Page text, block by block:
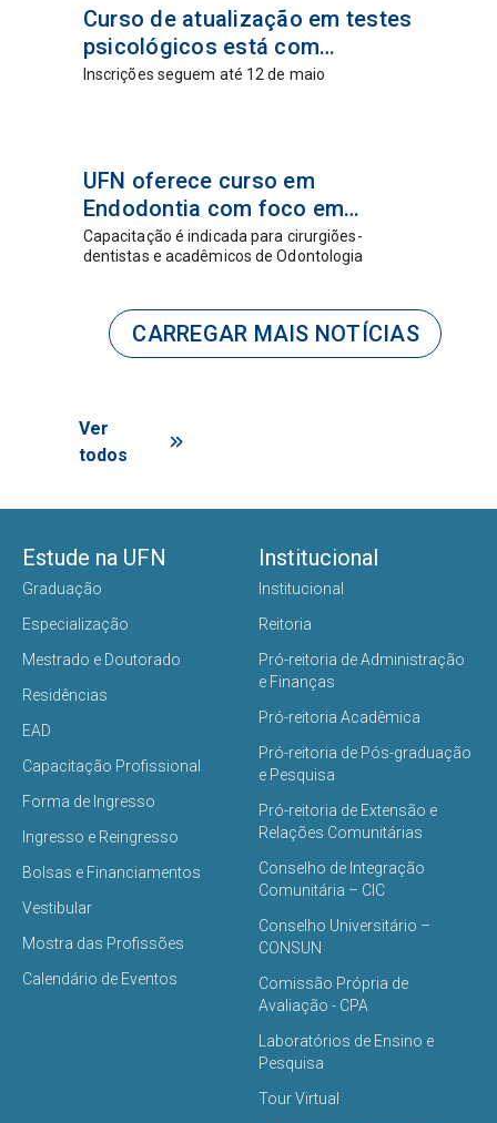
24 abr
2026
Curso de atualização em testes
psicológicos está com
inscrições abertas
Inscrições seguem até 12 de maio
15 abr
2026
UFN oferece curso em
Endodontia com foco em
atendimento de casos
complexos
Capacitação é indicada para cirurgiões-
dentistas e acadêmicos de Odontologia
CARREGAR MAIS NOTÍCIAS
Ver
todos
Estude na UFN
Graduação
Especialização
Mestrado e Doutorado
Residências
EAD
Capacitação Profissional
Forma de Ingresso
Ingresso e Reingresso
Bolsas e Financiamentos
Vestibular
Mostra das Profissões
Calendário de Eventos
Institucional
Institucional
Reitoria
Pró-reitoria de Administração
e Finanças
Pró-reitoria Acadêmica
Pró-reitoria de Pós-graduação
e Pesquisa
Pró-reitoria de Extensão e
Relações Comunitárias
Conselho de Integração
Comunitária – CIC
Conselho Universitário –
CONSUN
Comissão Própria de
Avaliação - CPA
Laboratórios de Ensino e
Pesquisa
Tour Virtual